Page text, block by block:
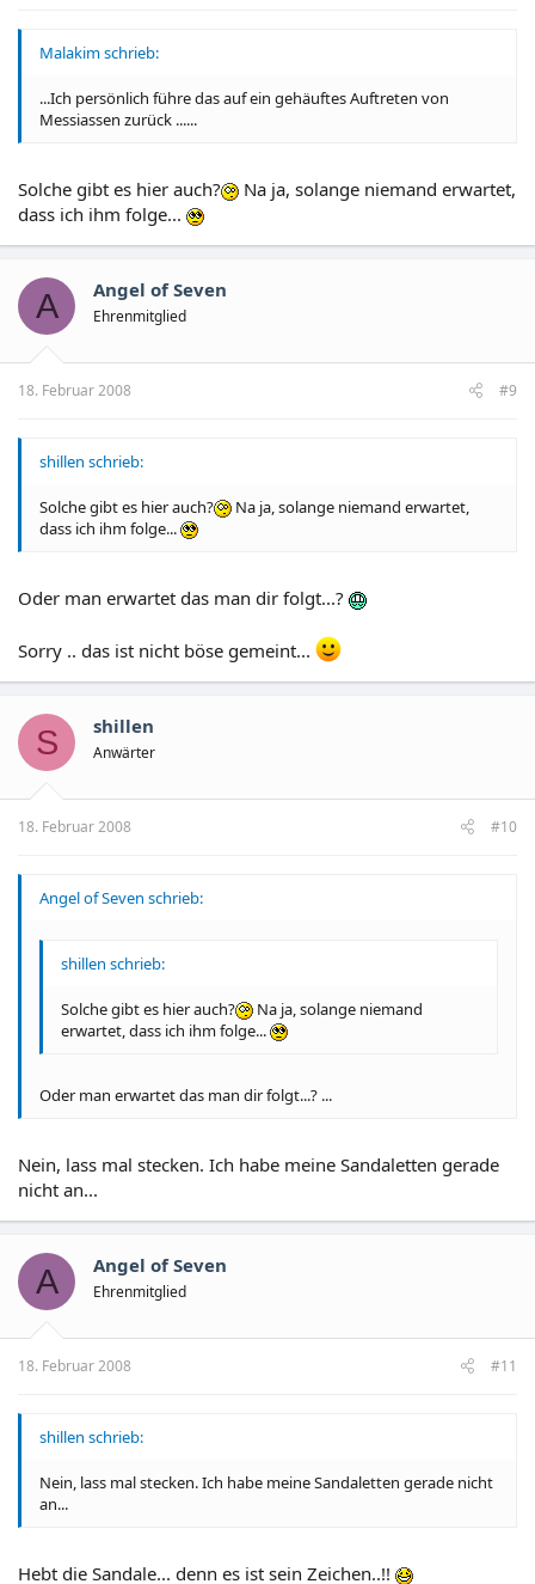
Malakim schrieb:
...Ich persönlich führe das auf ein gehäuftes Auftreten von
Messiassen zurück ......
Solche gibt es hier auch?
Na ja, solange niemand erwartet,
dass ich ihm folge...
A Angel of Seven
Ehrenmitglied
18. Februar 2008 #9
shillen schrieb:
Solche gibt es hier auch?
Na ja, solange niemand erwartet,
dass ich ihm folge...
Oder man erwartet das man dir folgt...?
Sorry .. das ist nicht böse gemeint...
S shillen
Anwärter
18. Februar 2008 #10
Angel of Seven schrieb:
shillen schrieb:
Solche gibt es hier auch?
Na ja, solange niemand
erwartet, dass ich ihm folge...
Oder man erwartet das man dir folgt...? ...
Nein, lass mal stecken. Ich habe meine Sandaletten gerade
nicht an...
A Angel of Seven
Ehrenmitglied
18. Februar 2008 #11
shillen schrieb:
Nein, lass mal stecken. Ich habe meine Sandaletten gerade nicht
an...
Hebt die Sandale... denn es ist sein Zeichen..!!